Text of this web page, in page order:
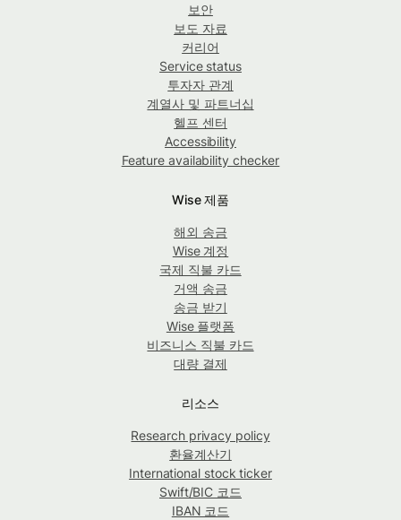
보안
보도 자료
커리어
Service status
투자자 관계
계열사 및 파트너십
헬프 센터
Accessibility
Feature availability checker
Wise 제품
해외 송금
Wise 계정
국제 직불 카드
거액 송금
송금 받기
Wise 플랫폼
비즈니스 직불 카드
대량 결제
리소스
Research privacy policy
환율계산기
International stock ticker
Swift/BIC 코드
IBAN 코드